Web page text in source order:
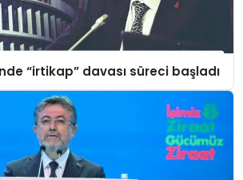
“irtikap” davası süreci başladı